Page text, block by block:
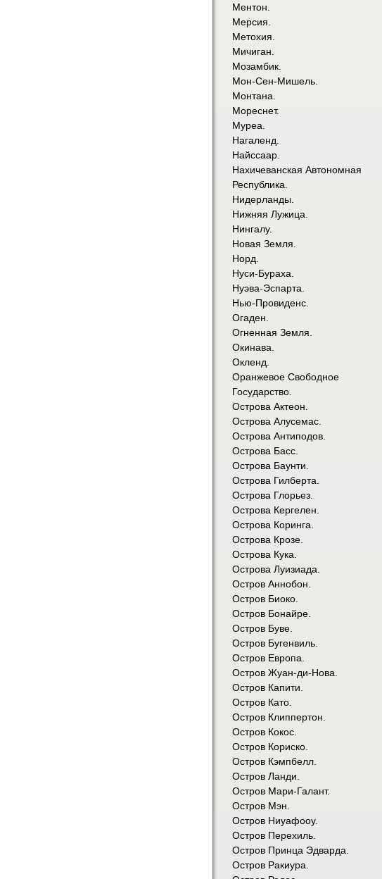
Ментон.
Мерсия.
Метохия.
Мичиган.
Мозамбик.
Мон-Сен-Мишель.
Монтана.
Мореснет.
Муреа.
Нагаленд.
Найссаар.
Нахичеванская Автономная
Республика.
Нидерланды.
Нижняя Лужица.
Нингалу.
Новая Земля.
Норд.
Нуси-Бураха.
Нуэва-Эспарта.
Нью-Провиденс.
Огаден.
Огненная Земля.
Окинава.
Окленд.
Оранжевое Свободное
Государство.
Острова Актеон.
Острова Алусемас.
Острова Антиподов.
Острова Басс.
Острова Баунти.
Острова Гилберта.
Острова Глорьез.
Острова Кергелен.
Острова Коринга.
Острова Крозе.
Острова Кука.
Острова Луизиада.
Остров Аннобон.
Остров Биоко.
Остров Бонайре.
Остров Буве.
Остров Бугенвиль.
Остров Европа.
Остров Жуан-ди-Нова.
Остров Капити.
Остров Като.
Остров Клиппертон.
Остров Кокос.
Остров Кориско.
Остров Кэмпбелл.
Остров Ланди.
Остров Мари-Галант.
Остров Мэн.
Остров Ниуафооу.
Остров Перехиль.
Остров Принца Эдварда.
Остров Ракиура.